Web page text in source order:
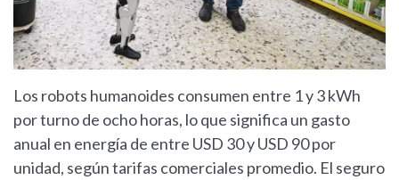
Los robots humanoides consumen entre 1 y 3 kWh
por turno de ocho horas, lo que significa un gasto
anual en energía de entre USD 30 y USD 90 por
unidad, según tarifas comerciales promedio. El seguro